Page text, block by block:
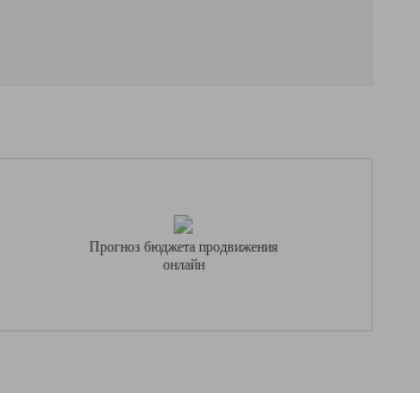
Прогноз бюджета продвижения
онлайн